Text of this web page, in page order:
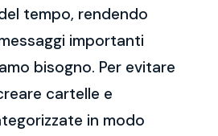
tempo, rendendo
importanti
bisogno. Per evitare
cartelle e
in modo